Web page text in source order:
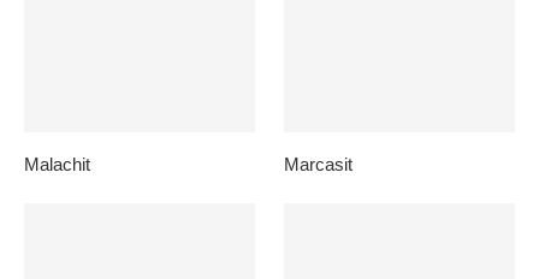
Malachit Marcasit